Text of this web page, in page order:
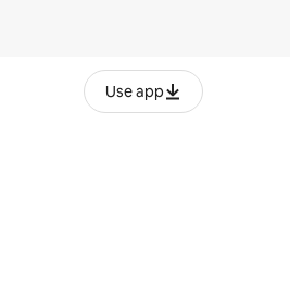
Use app